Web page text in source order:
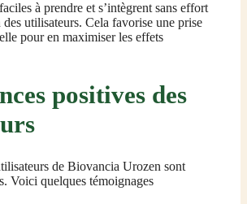
à prendre et s’intègrent sans effort
utilisateurs. Cela favorise une prise
pour en maximiser les effets
positives des
de Biovancia Urozen sont
Voici quelques témoignages